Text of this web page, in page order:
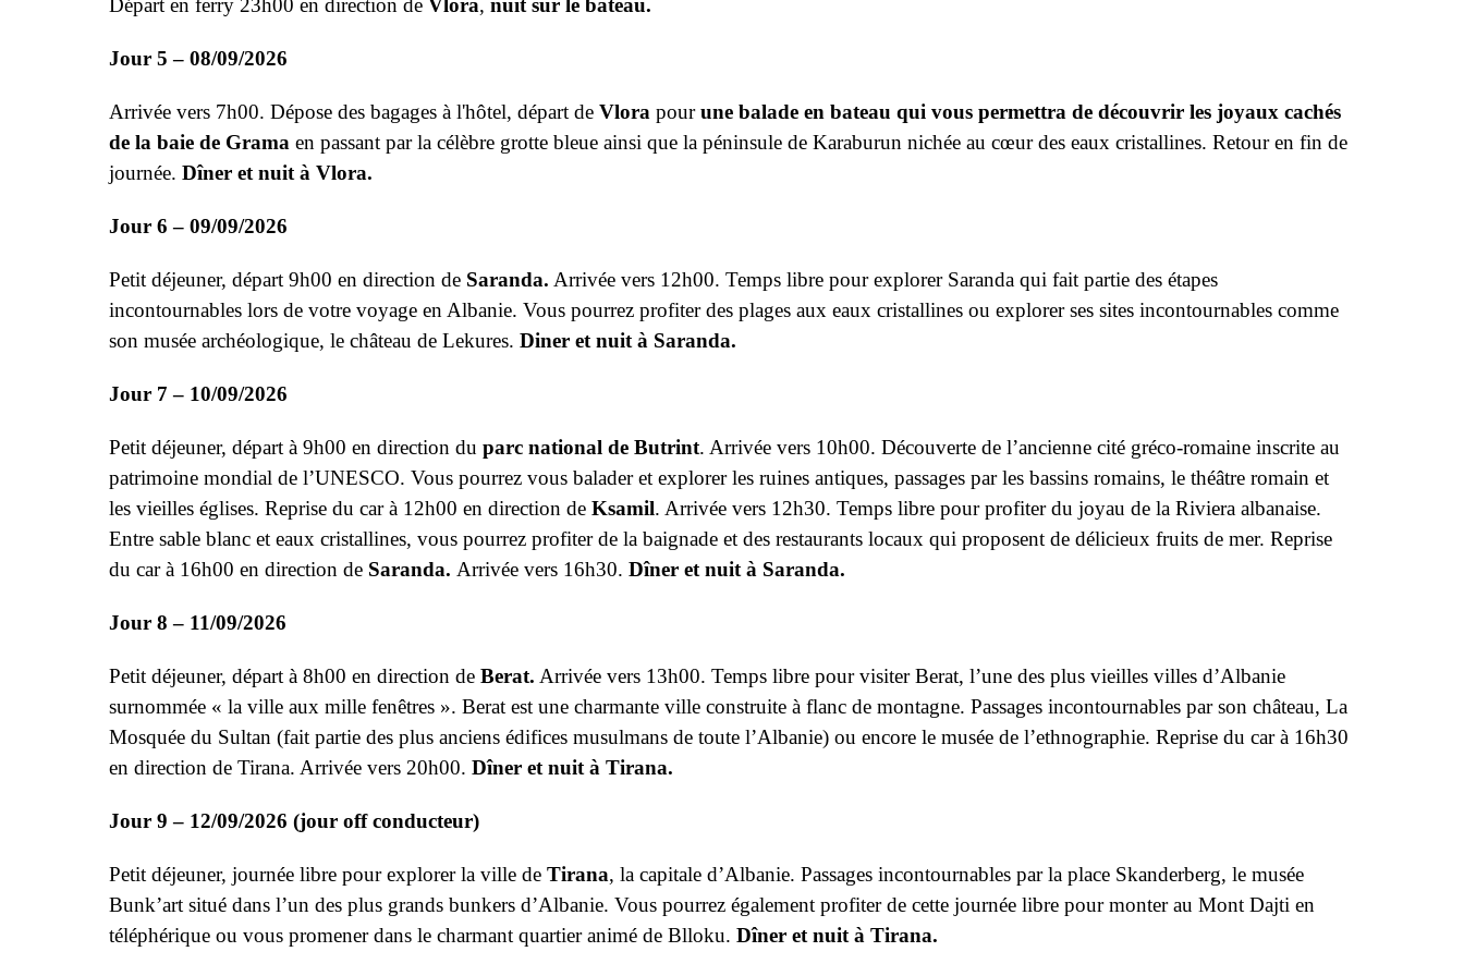
Jour 5 – 08/09/2026
Arrivée vers 7h00. Dépose des bagages à l'hôtel, départ de Vlora pourune balade en bateau qui vous permettra de découvrir les joyaux cachés
de la baie de Grama en passant par la célèbre grotte bleue ainsi que la péninsule de Karaburun nichée au cœur des eaux cristallines. Retour en fin de
journée. Dîner et nuit à Vlora.
Jour 6 – 09/09/2026
Petit déjeuner, départ 9h00 en direction de Saranda. Arrivée vers 12h00. Temps libre pour explorer Saranda qui fait partie des étapes
incontournables lors de votre voyage en Albanie. Vous pourrez profiter des plages aux eaux cristallines ou explorer ses sites incontournables comme
son musée archéologique, le château de Lekures. Diner et nuit à Saranda.
Jour 7 – 10/09/2026
Petit déjeuner, départ à 9h00 en direction du parc national de Butrint. Arrivée vers 10h00. Découverte de l’ancienne cité gréco-romaine inscrite au
patrimoine mondial de l’UNESCO. Vous pourrez vous balader et explorer les ruines antiques, passages par les bassins romains, le théâtre romain et
les vieilles églises. Reprise du car à 12h00 en direction de Ksamil. Arrivée vers 12h30. Temps libre pour profiter du joyau de la Riviera albanaise.
Entre sable blanc et eaux cristallines, vous pourrez profiter de la baignade et des restaurants locaux qui proposent de délicieux fruits de mer. Reprise
du car à 16h00 en direction de Saranda. Arrivée vers 16h30. Dîner et nuit à Saranda.
Jour 8 – 11/09/2026
Petit déjeuner, départ à 8h00 en direction de Berat. Arrivée vers 13h00. Temps libre pour visiter Berat, l’une des plus vieilles villes d’Albanie
surnommée « la ville aux mille fenêtres ». Berat est une charmante ville construite à flanc de montagne. Passages incontournables par son château, La
Mosquée du Sultan (fait partie des plus anciens édifices musulmans de toute l’Albanie) ou encore le musée de l’ethnographie. Reprise du car à 16h30
en direction de Tirana. Arrivée vers 20h00. Dîner et nuit à Tirana.
Jour 9 – 12/09/2026 (jour off conducteur)
Petit déjeuner, journée libre pour explorer la ville de Tirana, la capitale d’Albanie. Passages incontournables par la place Skanderberg, le musée
Bunk’art situé dans l’un des plus grands bunkers d’Albanie. Vous pourrez également profiter de cette journée libre pour monter au Mont Dajti en
téléphérique ou vous promener dans le charmant quartier animé de Blloku. Dîner et nuit à Tirana.